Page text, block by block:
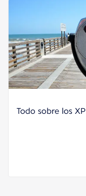
Todo sobre los XP